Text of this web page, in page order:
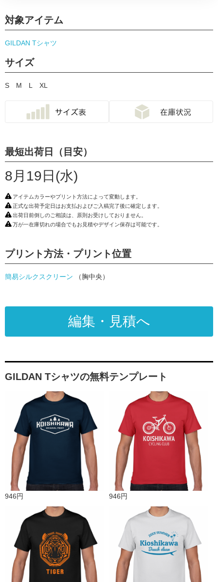
対象アイテム
GILDAN Tシャツ
サイズ
S M L XL
最短出荷日（目安）
8月19日(水)
アイテムカラーやプリント方法によって変動します。
正式な出荷予定日はお支払およびご入稿完了後に確定します。
出荷日前倒しのご相談は、原則お受けしておりません。
万が一在庫切れの場合でもお見積やデザイン保存は可能です。
プリント方法・プリント位置
簡易シルクスクリーン （胸中央）
編集・見積へ
GILDAN Tシャツの無料テンプレート
946円 946円